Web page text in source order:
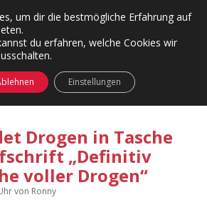
Kategorien
Menü
24 Hours Chilling
Die Wende
Doku
KFMW-Disco
KFMW-Disco
Dates
Instagrams
Contact
öffnen
Drogen in Tasche
„Definitiv
voller Drogen“
von Ronny
um dir die bestmögliche Erfahrung auf
du erfahren, welche Cookies wir
Einstellungen